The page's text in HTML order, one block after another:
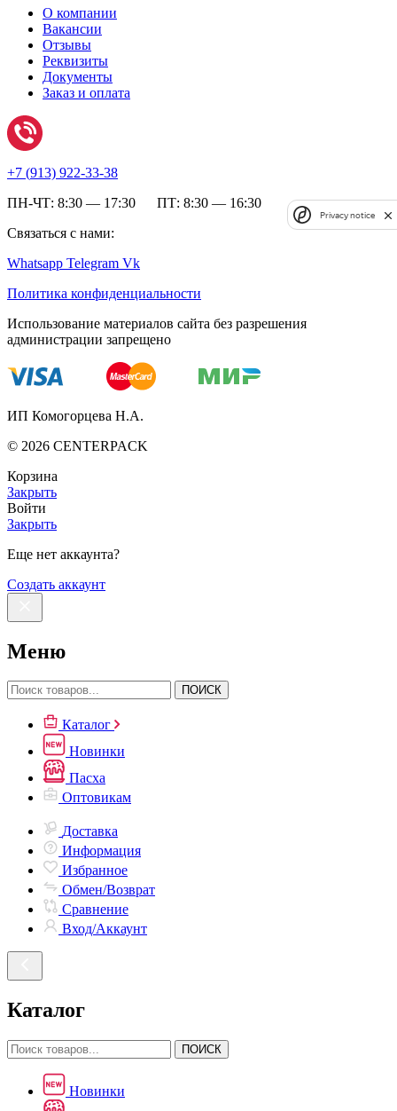
О компании
Вакансии
Отзывы
Реквизиты
Документы
Заказ и оплата
+7 (913) 922-33-38
ПН-ЧТ: 8:30 — 17:30 ПТ: 8:30 — 16:30
Связаться с нами:
Whatsapp Telegram Vk
Политика конфиденциальности
Использование материалов сайта без разрешения
администрации запрещено
ИП Комогорцева Н.А.
© 2026 CENTERPACK
Корзина
Закрыть
Войти
Закрыть
Еще нет аккаунта?
Создать аккаунт
Меню
ПОИСК
Каталог
Новинки
Пасха
Оптовикам
Доставка
Информация
Избранное
Обмен/Возврат
Сравнение
Вход/Аккаунт
Каталог
ПОИСК
Новинки
Privacy notice